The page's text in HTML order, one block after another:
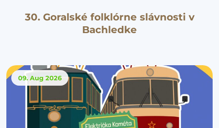
30. Goralské folklórne slávnosti v
Bachledke
09. Aug 2026